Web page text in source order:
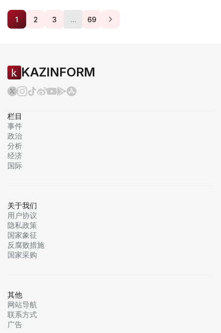
1 2 3 … 69
KAZINFORM
栏目
事件
政治
分析
经济
国际
关于我们
用户协议
隐私政策
国家象征
反腐败措施
国家采购
其他
网站导航
联系方式
广告